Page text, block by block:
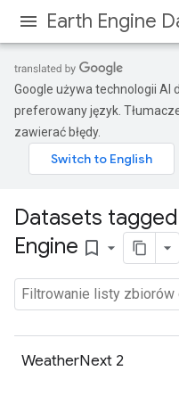
Earth Engine
Google używa technologii AI
preferowany język.
zawierać błędy.
Datasets
Engine bookmark_border
WeatherNext 2